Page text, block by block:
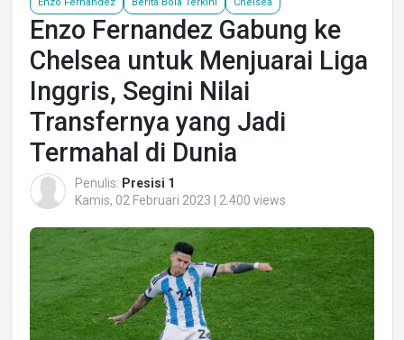
Enzo Fernandez Gabung ke
Chelsea untuk Menjuarai Liga
Inggris, Segini Nilai
Transfernya yang Jadi
Termahal di Dunia
Penulis: Presisi 1
Kamis, 02 Februari 2023 | 2.400 views